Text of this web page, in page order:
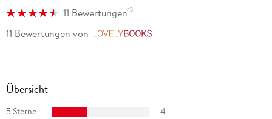
11 Bewertungen15
11 Bewertungen von
Übersicht
5 Sterne
4